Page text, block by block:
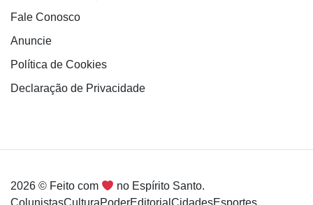
Fale Conosco
Anuncie
Política de Cookies
Declaração de Privacidade
2026 © Feito com
no Espírito Santo.
ColunistasCulturaPoderEditorial CidadesEsportes